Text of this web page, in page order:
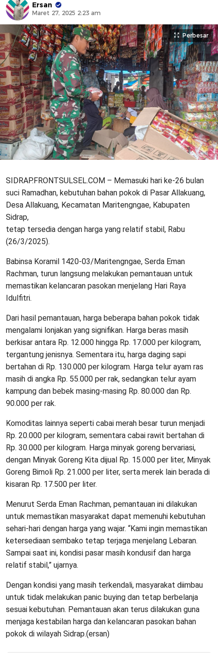
Ersan
Maret 27, 2025 2:23 am
Perbesar
SIDRAP.FRONTSULSEL.COM – Memasuki hari ke-26 bulan
suci Ramadhan, kebutuhan bahan pokok di Pasar Allakuang,
Desa Allakuang, Kecamatan Maritengngae, Kabupaten
Sidrap,
tetap tersedia dengan harga yang relatif stabil, Rabu
(26/3/2025).
Babinsa Koramil 1420-03/Maritengngae, Serda Eman
Rachman, turun langsung melakukan pemantauan untuk
memastikan kelancaran pasokan menjelang Hari Raya
Idulfitri.
Dari hasil pemantauan, harga beberapa bahan pokok tidak
mengalami lonjakan yang signifikan. Harga beras masih
berkisar antara Rp. 12.000 hingga Rp. 17.000 per kilogram,
tergantung jenisnya. Sementara itu, harga daging sapi
bertahan di Rp. 130.000 per kilogram. Harga telur ayam ras
masih di angka Rp. 55.000 per rak, sedangkan telur ayam
kampung dan bebek masing-masing Rp. 80.000 dan Rp.
90.000 per rak.
Komoditas lainnya seperti cabai merah besar turun menjadi
Rp. 20.000 per kilogram, sementara cabai rawit bertahan di
Rp. 30.000 per kilogram. Harga minyak goreng bervariasi,
dengan Minyak Goreng Kita dijual Rp. 15.000 per liter, Minyak
Goreng Bimoli Rp. 21.000 per liter, serta merek lain berada di
kisaran Rp. 17.500 per liter.
Menurut Serda Eman Rachman, pemantauan ini dilakukan
untuk memastikan masyarakat dapat memenuhi kebutuhan
sehari-hari dengan harga yang wajar. “Kami ingin memastikan
ketersediaan sembako tetap terjaga menjelang Lebaran.
Sampai saat ini, kondisi pasar masih kondusif dan harga
relatif stabil,” ujarnya.
Dengan kondisi yang masih terkendali, masyarakat diimbau
untuk tidak melakukan panic buying dan tetap berbelanja
sesuai kebutuhan. Pemantauan akan terus dilakukan guna
menjaga kestabilan harga dan kelancaran pasokan bahan
pokok di wilayah Sidrap.(ersan)